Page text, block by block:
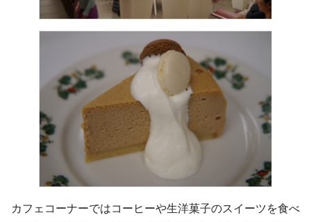
カフェコーナーではコーヒーや生洋菓子のスイーツを食べ